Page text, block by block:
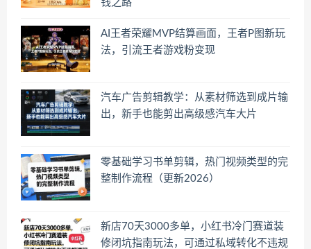
钱之路
AI王者荣耀MVP结算画面，王者P图新玩
法，引流王者游戏粉变现
汽车广告剪辑教学：从素材筛选到成片输
出，新手也能剪出高级感汽车大片
零基础学习书单剪辑，热门视频类型的完
整制作流程（更新2026）
新店70天3000多单，小红书冷门赛道装
修闭坑指南玩法，可通过私域转化不违规